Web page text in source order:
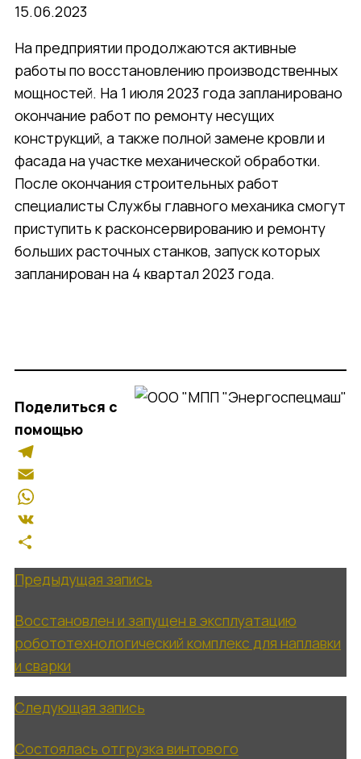
Заготовительно-сварочный
участок
Участок термообработки
Участок механической обработки
Участок сборки
Участок гальваники
Служба главного механика
Партнерство
Работа в компании
15.06.2023
На предприятии продолжаются активные
работы по восстановлению производственных
мощностей. На 1 июля 2023 года запланировано
окончание работ по ремонту несущих
конструкций, а также полной замене кровли и
фасада на участке механической обработки.
После окончания строительных работ
специалисты Службы главного механика смогут
приступить к расконсервированию и ремонту
больших расточных станков, запуск которых
запланирован на 4 квартал 2023 года.
Поделиться с
помощью
Telegram
Email
WhatsApp
VK
Отправить
Предыдущая запись
Восстановлен и запущен в эксплуатацию
робототехнологический комплекс для наплавки
и сварки
Следующая запись
Состоялась отгрузка винтового